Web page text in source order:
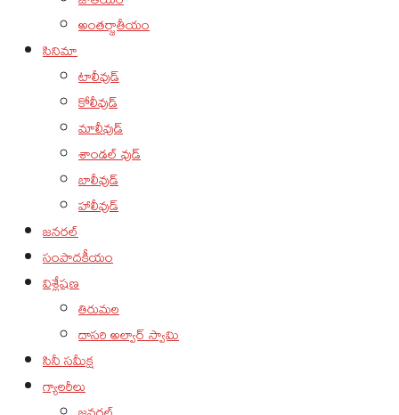
అంతర్జాతీయం
సినిమా
టాలీవుడ్
కోలీవుడ్
మాలీవుడ్
శాండల్ వుడ్
బాలీవుడ్
హాలీవుడ్
జనరల్
సంపాదకీయం
విశ్లేషణ
తిరుమల
దాసరి అల్వార్ స్వామి
సినీ సమీక్ష
గ్యాలరీలు